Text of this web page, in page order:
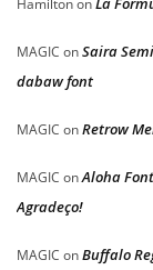
Hamiltonon
MAGIC onSaira
dabaw font
MAGIC onRetrow
MAGIC onAloha
Agradeço!
MAGIC onBuffalo